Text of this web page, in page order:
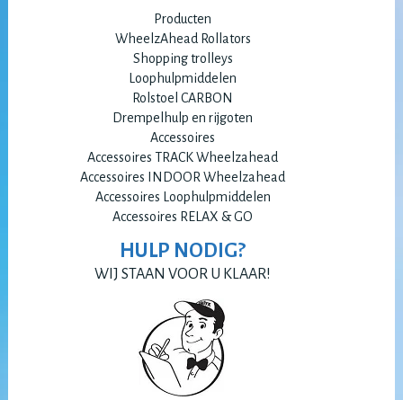
Producten
WheelzAhead Rollators
Shopping trolleys
Loophulpmiddelen
Rolstoel CARBON
Drempelhulp en rijgoten
Accessoires
Accessoires TRACK Wheelzahead
Accessoires INDOOR Wheelzahead
Accessoires Loophulpmiddelen
Accessoires RELAX & GO
HULP NODIG?
WIJ STAAN VOOR U KLAAR!